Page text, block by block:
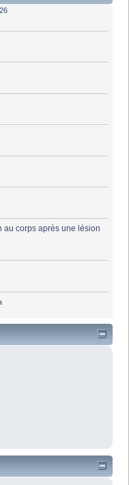
au corps après une lésion